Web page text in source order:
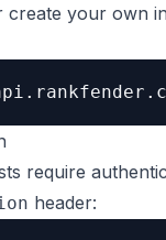
your own
require
header: